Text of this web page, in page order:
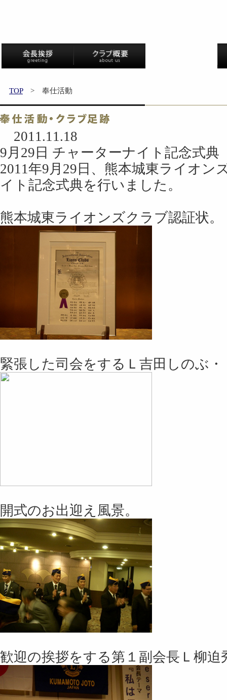
TOP> 奉仕活動
2011.11.18
9月29日 チャーターナイト記念式典
2011年9月29日、熊本城東ライオン
イト記念式典を行いました。
熊本城東ライオンズクラブ認証状。
緊張した司会をするＬ吉田しのぶ・
開式のお出迎え風景。
歓迎の挨拶をする第１副会長Ｌ柳迫